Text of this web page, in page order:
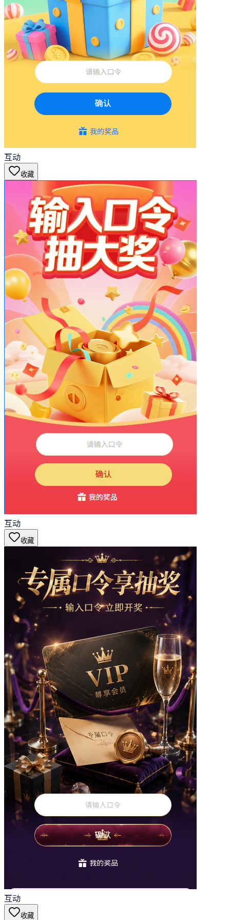
互动
收藏
互动
收藏
互动
收藏